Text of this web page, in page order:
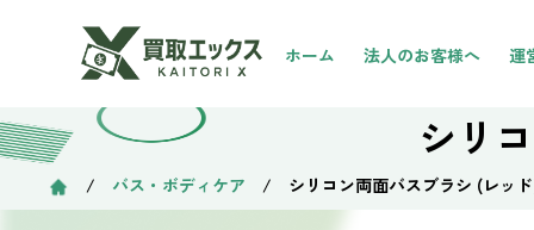
ホーム 法人のお客様へ 運
シリ
/ バス・ボディケア / シリコン両面バスブラシ (レッ